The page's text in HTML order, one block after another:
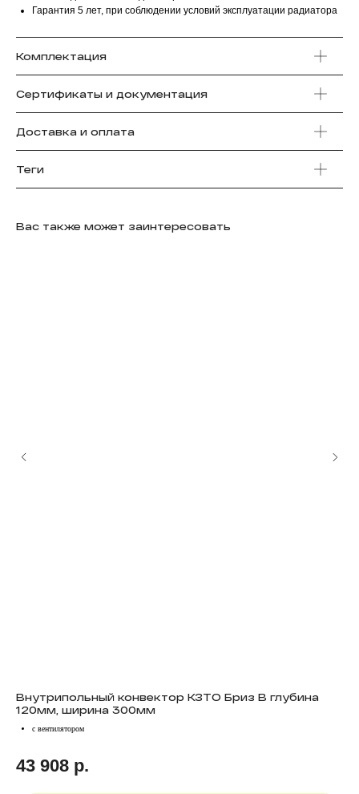
Гарантия 5 лет, при соблюдении условий эксплуатации радиатора
Комплектация
Сертификаты и документация
Доставка и оплата
Теги
Вас также может заинтересовать
Внутрипольный конвектор КЗТО Бриз В глубина
120мм, ширина 300мм
с вентилятором
43 908 р.